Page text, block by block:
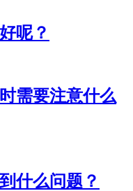
呢？
需要注意什么
什么问题？